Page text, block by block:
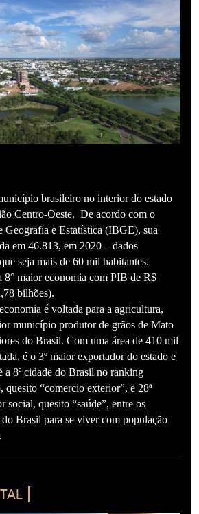
brasileiro no interior do estado
Centro-Oeste. De acordo com o
Geografia e Estatística (IBGE), sua
em 46.813, em 2020 – dados
seja mais de 60 mil habitantes.
8° maior economia com PIB de R$
bilhões).
é voltada para a agricultura,
município produtor de grãos de Mato
do Brasil. Com uma área de 410 mil
é o 3º maior exportador do estado e
a 8ª cidade do Brasil no ranking
“comercio exterior”, e 28ª
social, quesito “saúde”, entre os
Brasil para se viver com população